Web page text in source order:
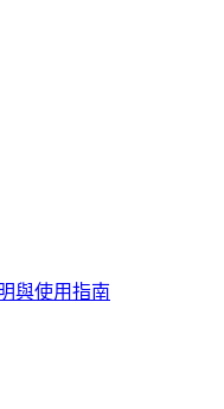
與使用指南